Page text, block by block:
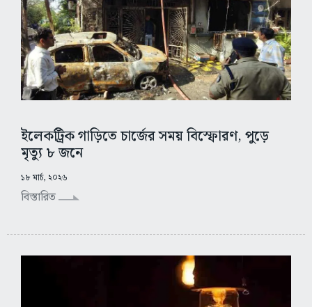
ইলেকট্রিক গাড়িতে চার্জের সময় বিস্ফোরণ, পুড়ে
মৃত্যু ৮ জনে
১৮ মার্চ, ২০২৬
বিস্তারিত